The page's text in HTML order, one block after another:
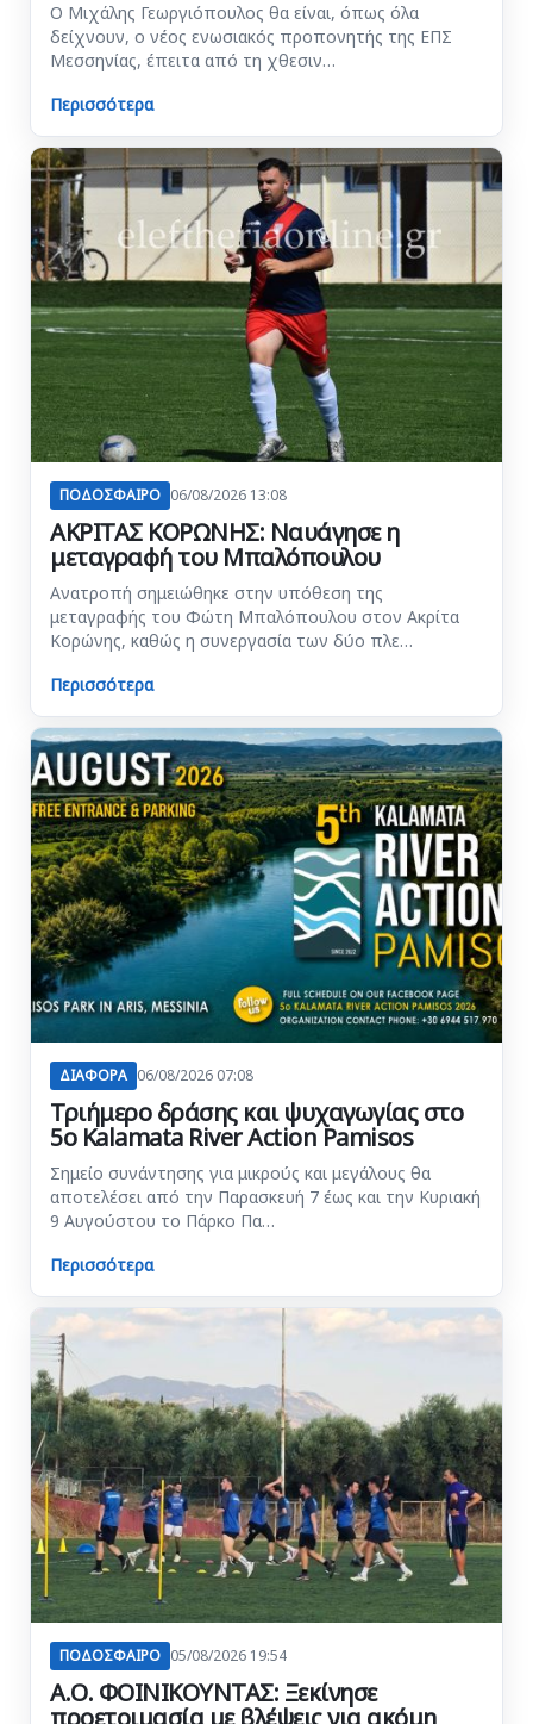
Ο Μιχάλης Γεωργιόπουλος θα είναι, όπως όλα
δείχνουν, ο νέος ενωσιακός προπονητής της ΕΠΣ
Μεσσηνίας, έπειτα από τη χθεσιν…
Περισσότερα
ΠΟΔΟΣΦΑΙΡΟ 06/08/2026 13:08
ΑΚΡΙΤΑΣ ΚΟΡΩΝΗΣ: Ναυάγησε η
μεταγραφή του Μπαλόπουλου
Ανατροπή σημειώθηκε στην υπόθεση της
μεταγραφής του Φώτη Μπαλόπουλου στον Ακρίτα
Κορώνης, καθώς η συνεργασία των δύο πλε…
Περισσότερα
ΔΙΑΦΟΡΑ 06/08/2026 07:08
Τριήμερο δράσης και ψυχαγωγίας στο
5ο Kalamata River Action Pamisos
Σημείο συνάντησης για μικρούς και μεγάλους θα
αποτελέσει από την Παρασκευή 7 έως και την Κυριακή
9 Αυγούστου το Πάρκο Πα…
Περισσότερα
ΠΟΔΟΣΦΑΙΡΟ 05/08/2026 19:54
Α.Ο. ΦΟΙΝΙΚΟΥΝΤΑΣ: Ξεκίνησε